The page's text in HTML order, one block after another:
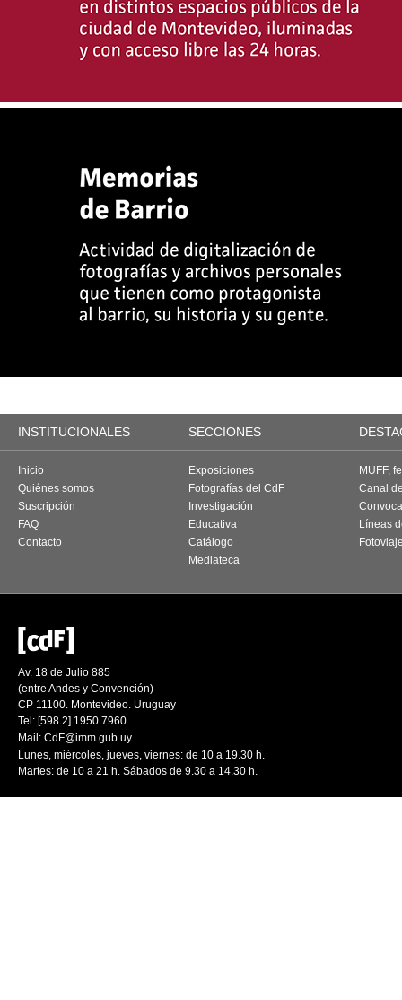
INSTITUCIONALES SECCIONES
Inicio
Quiénes somos
Suscripción
FAQ
Contacto
Exposiciones
Fotografías del CdF
Investigación
Educativa
Catálogo
Mediateca
MUFF,
Canal
Líneas
Av. 18 de Julio 885
(entre Andes y Convención)
CP 11100. Montevideo. Uruguay
Tel: [598 2] 1950 7960
Mail: CdF@imm.gub.uy
Lunes, miércoles, jueves, viernes: de 10 a 19.30 h.
Martes: de 10 a 21 h. Sábados de 9.30 a 14.30 h.